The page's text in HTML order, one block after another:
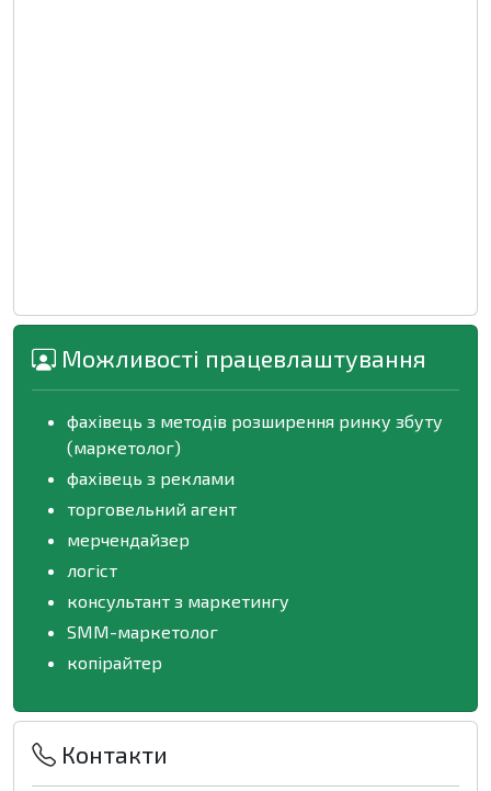
Можливості працевлаштування
фахівець з методів розширення ринку збуту
(маркетолог)
фахівець з реклами
торговельний агент
мерчендайзер
логіст
консультант з маркетингу
SMM-маркетолог
копірайтер
Контакти